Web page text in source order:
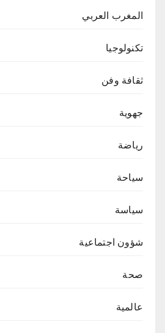
المغرب العربي
تكنولوجيا
ثقافة وفن
جهوية
رياضة
سياحة
سياسة
شؤون اجتماعية
صحة
عالمية